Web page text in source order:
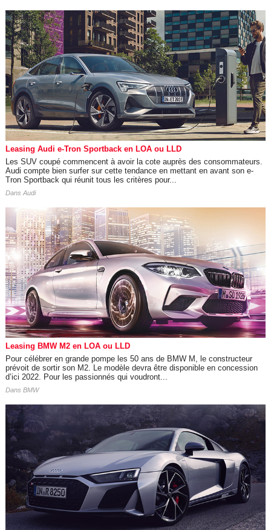
Leasing Audi e-Tron Sportback en LOA ou LLD
Les SUV coupé commencent à avoir la cote auprès des consommateurs.
Audi compte bien surfer sur cette tendance en mettant en avant son e-
Tron Sportback qui réunit tous les critères pour...
Dans Audi
Leasing BMW M2 en LOA ou LLD
Pour célébrer en grande pompe les 50 ans de BMW M, le constructeur
prévoit de sortir son M2. Le modèle devra être disponible en concession
d’ici 2022. Pour les passionnés qui voudront...
Dans BMW